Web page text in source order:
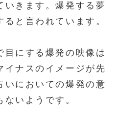
いきます。爆発する夢
と言われています。
目にする爆発の映像は
イナスのイメージが先
いにおいての爆発の意
いようです。